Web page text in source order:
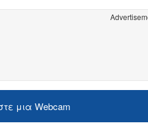
μια Webcam